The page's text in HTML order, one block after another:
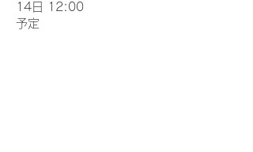
14日 12:00
予定